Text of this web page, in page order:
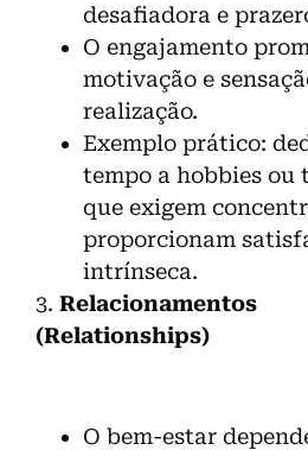
desafiadora e
O engajamento
motivação e
realização.
Exemplo prático:
tempo a hobbies ou
que exigem
proporcionam
intrínseca.
3. Relacionamentos
(Relationships)
O bem-estar